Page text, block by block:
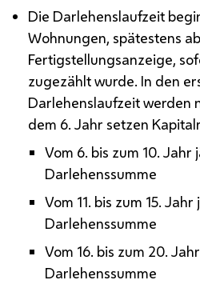
Die Darlehenslaufzeit
Wohnungen, spätestens
Fertigstellungsanzeige,
zugezählt wurde. In den
Darlehenslaufzeit werden
dem 6. Jahr setzen
Vom 6. bis zum 10.
Darlehenssumme
Vom 11. bis zum 15.
Darlehenssumme
Vom 16. bis zum 20.
Darlehenssumme